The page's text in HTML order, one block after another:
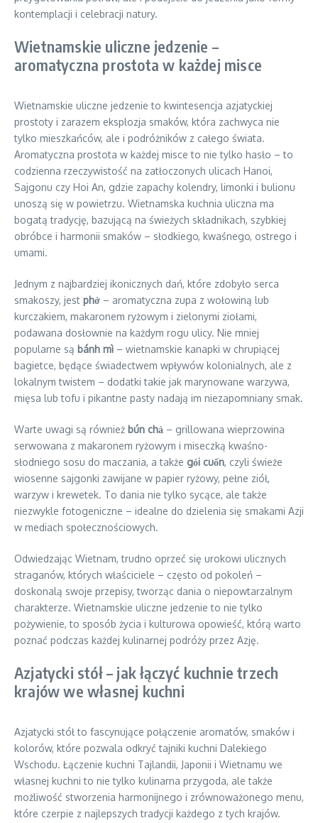
kontemplacji i celebracji natury.
Wietnamskie uliczne jedzenie –
aromatyczna prostota w każdej misce
Wietnamskie uliczne jedzenie to kwintesencja azjatyckiej
prostoty i zarazem eksplozja smaków, która zachwyca nie
tylko mieszkańców, ale i podróżników z całego świata.
Aromatyczna prostota w każdej misce to nie tylko hasło – to
codzienna rzeczywistość na zatłoczonych ulicach Hanoi,
Sajgonu czy Hoi An, gdzie zapachy kolendry, limonki i bulionu
unoszą się w powietrzu. Wietnamska kuchnia uliczna ma
bogatą tradycję, bazującą na świeżych składnikach, szybkiej
obróbce i harmonii smaków – słodkiego, kwaśnego, ostrego i
umami.
Jednym z najbardziej ikonicznych dań, które zdobyło serca
smakoszy, jest phở – aromatyczna zupa z wołowiną lub
kurczakiem, makaronem ryżowym i zielonymi ziołami,
podawana dosłownie na każdym rogu ulicy. Nie mniej
popularne są bánh mì – wietnamskie kanapki w chrupiącej
bagietce, będące świadectwem wpływów kolonialnych, ale z
lokalnym twistem – dodatki takie jak marynowane warzywa,
mięsa lub tofu i pikantne pasty nadają im niezapomniany smak.
Warte uwagi są również bún chả – grillowana wieprzowina
serwowana z makaronem ryżowym i miseczką kwaśno-
słodniego sosu do maczania, a także gỏi cuốn, czyli świeże
wiosenne sajgonki zawijane w papier ryżowy, pełne ziół,
warzyw i krewetek. To dania nie tylko sycące, ale także
niezwykle fotogeniczne – idealne do dzielenia się smakami Azji
w mediach społecznościowych.
Odwiedzając Wietnam, trudno oprzeć się urokowi ulicznych
straganów, których właściciele – często od pokoleń –
doskonalą swoje przepisy, tworząc dania o niepowtarzalnym
charakterze. Wietnamskie uliczne jedzenie to nie tylko
pożywienie, to sposób życia i kulturowa opowieść, którą warto
poznać podczas każdej kulinarnej podróży przez Azję.
Azjatycki stół – jak łączyć kuchnie trzech
krajów we własnej kuchni
Azjatycki stół to fascynujące połączenie aromatów, smaków i
kolorów, które pozwala odkryć tajniki kuchni Dalekiego
Wschodu. Łączenie kuchni Tajlandii, Japonii i Wietnamu we
własnej kuchni to nie tylko kulinarna przygoda, ale także
możliwość stworzenia harmonijnego i zrównoważonego menu,
które czerpie z najlepszych tradycji każdego z tych krajów.